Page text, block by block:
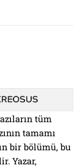
tüm
tamamı
bir bölümü, bu
Yazar,